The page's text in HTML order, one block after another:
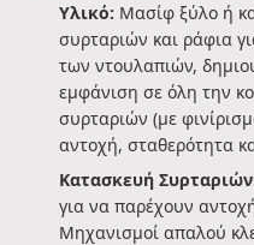
Υλικό: Μασίφ ξύλο ή
συρταριών και ράφια
των ντουλαπιών,
εμφάνιση σε όλη την
συρταριών (με
αντοχή, σταθερότητα
Κατασκευή
για να παρέχουν
Μηχανισμοί απαλού